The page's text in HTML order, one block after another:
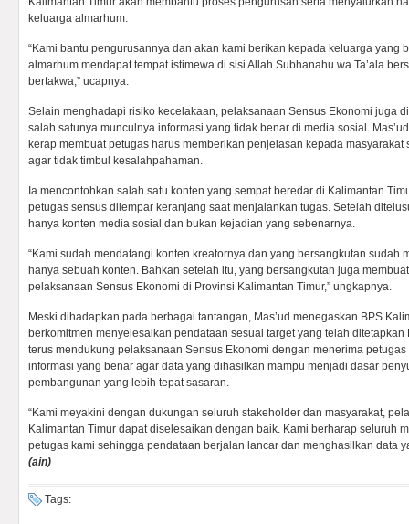
keluarga almarhum.
“Kami bantu pengurusannya dan akan kami berikan kepada keluarga yang
almarhum mendapat tempat istimewa di sisi Allah Subhanahu wa Ta’ala
bertakwa,” ucapnya.
Selain menghadapi risiko kecelakaan, pelaksanaan Sensus Ekonomi juga
salah satunya munculnya informasi yang tidak benar di media sosial.
kerap membuat petugas harus memberikan penjelasan kepada
agar tidak timbul kesalahpahaman.
Ia mencontohkan salah satu konten yang sempat beredar di Kalimantan
petugas sensus dilempar keranjang saat menjalankan tugas. Setelah
hanya konten media sosial dan bukan kejadian yang sebenarnya.
“Kami sudah mendatangi konten kreatornya dan yang bersangkutan sudah
hanya sebuah konten. Bahkan setelah itu, yang bersangkutan juga
pelaksanaan Sensus Ekonomi di Provinsi Kalimantan Timur,” ungkapnya.
Meski dihadapkan pada berbagai tantangan, Mas’ud menegaskan BPS
berkomitmen menyelesaikan pendataan sesuai target yang telah ditetapkan
terus mendukung pelaksanaan Sensus Ekonomi dengan menerima
informasi yang benar agar data yang dihasilkan mampu menjadi dasar
pembangunan yang lebih tepat sasaran.
“Kami meyakini dengan dukungan seluruh stakeholder dan masyarakat,
Kalimantan Timur dapat diselesaikan dengan baik. Kami berharap seluruh
petugas kami sehingga pendataan berjalan lancar dan menghasilkan data
(ain)
Tags: